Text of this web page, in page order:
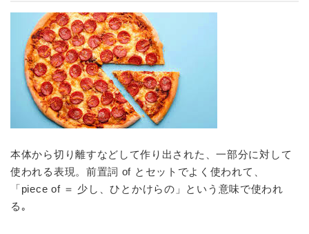
本体から切り離すなどして作り出された、一部分に対して
使われる表現。 前置詞 of とセットでよく使われて、
「piece of ＝ 少し、ひとかけらの」という意味で使われ
る｡